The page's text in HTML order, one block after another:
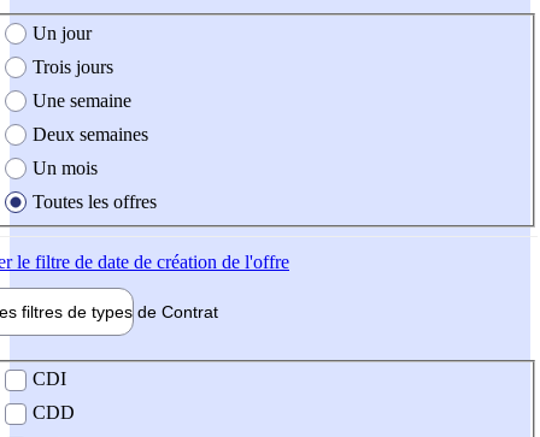
création de l'offre
Un jour
Trois jours
Une semaine
Deux semaines
Un mois
Toutes les offres
le filtre de date de création de l'offre
filtres de types de Contrat
contrat
CDI
CDD